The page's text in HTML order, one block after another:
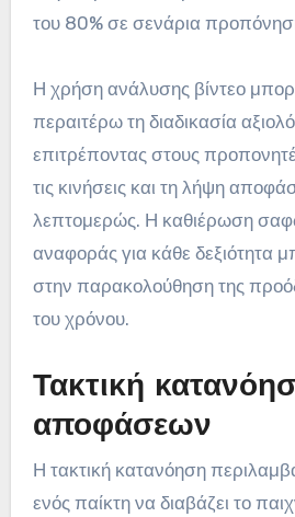
του 80% σε σενάρια
Η χρήση ανάλυσης βίντεο
περαιτέρω τη διαδικασία
επιτρέποντας στους
τις κινήσεις και τη λήψη
λεπτομερώς. Η καθιέρωση
αναφοράς για κάθε δεξιότητα
στην παρακολούθηση της
του χρόνου.
Τακτική
αποφάσεων
Η τακτική κατανόηση
ενός παίκτη να διαβάζει το